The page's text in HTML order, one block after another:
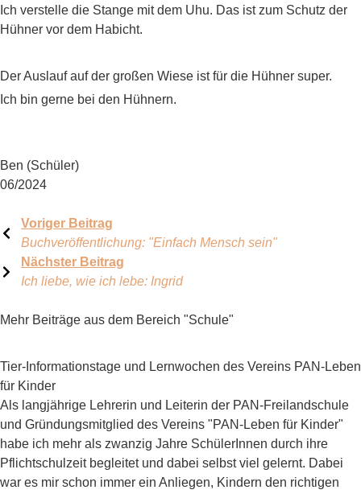
Ich verstelle die Stange mit dem Uhu. Das ist zum Schutz der
Hühner vor dem Habicht.
Der Auslauf auf der großen Wiese ist für die Hühner super.
Ich bin gerne bei den Hühnern.
Ben (Schüler)
06/2024
Voriger Beitrag
Buchveröffentlichung: "Einfach Mensch sein"
Nächster Beitrag
Ich liebe, wie ich lebe: Ingrid
Mehr Beiträge aus dem Bereich "Schule"
Tier-Informationstage und Lernwochen des Vereins PAN-Leben
für Kinder
Als langjährige Lehrerin und Leiterin der PAN-Freilandschule
und Gründungsmitglied des Vereins "PAN-Leben für Kinder"
habe ich mehr als zwanzig Jahre SchülerInnen durch ihre
Pflichtschulzeit begleitet und dabei selbst viel gelernt. Dabei
war es mir schon immer ein Anliegen, Kindern den richtigen